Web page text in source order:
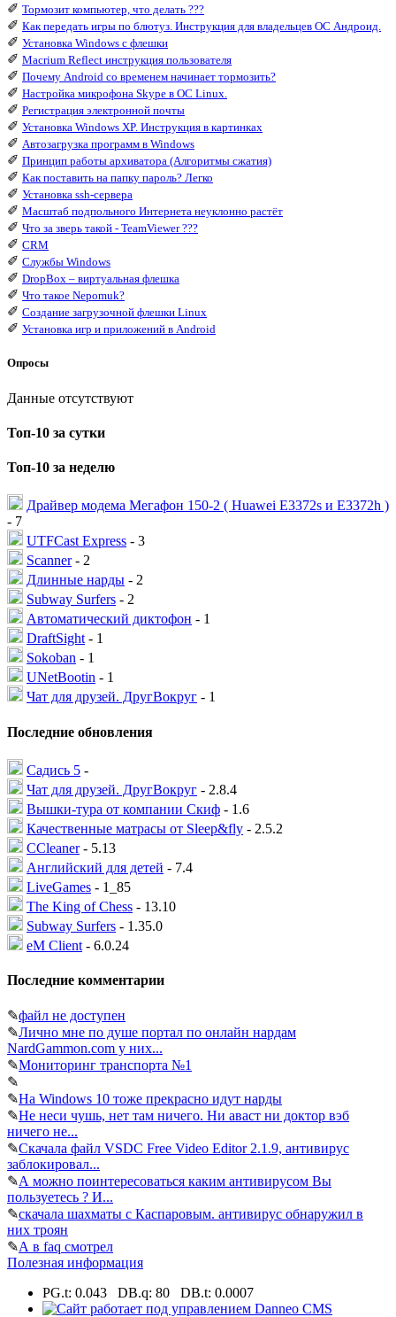
✐ Тормозит компьютер, что делать ???
✐ Как передать игры по блютуз. Инструкция для владельцев ОС Андроид.
✐ Установка Windows с флешки
✐ Macrium Reflect инструкция пользователя
✐ Почему Android со временем начинает тормозить?
✐ Настройка микрофона Skype в ОС Linux.
✐ Регистрация электронной почты
✐ Установка Windows XP. Инструкция в картинках
✐ Автозагрузка программ в Windows
✐ Принцип работы архиватора (Алгоритмы сжатия)
✐ Как поставить на папку пароль? Легко
✐ Установка ssh-сервера
✐ Масштаб подпольного Интернета неуклонно растёт
✐ Что за зверь такой - TeamViewer ???
✐ CRM
✐ Службы Windows
✐ DropBox – виртуальная флешка
✐ Что такое Nepomuk?
✐ Создание загрузочной флешки Linux
✐ Установка игр и приложений в Android
Опросы
Данные отсутствуют
Топ-10 за сутки
Топ-10 за неделю
Драйвер модема Мегафон 150-2 ( Huawei E3372s и E3372h )
- 7
UTFCast Express - 3
Scanner- 2
Длинные нарды - 2
Subway Surfers - 2
Автоматический диктофон - 1
DraftSight - 1
Sokoban - 1
UNetBootin - 1
Чат для друзей. ДругВокруг - 1
Последние обновления
Садись 5 -
Чат для друзей. ДругВокруг - 2.8.4
Вышки-тура от компании Скиф - 1.6
Качественные матрасы от Sleep&fly - 2.5.2
CCleaner- 5.13
Английский для детей - 7.4
LiveGames - 1_85
The King of Chess - 13.10
Subway Surfers - 1.35.0
eM Client - 6.0.24
Последние комментарии
✎файл не доступен
✎Лично мне по душе портал по онлайн нардам
NardGammon.com у них...
✎Мониторинг транспорта №1
✎
✎На Windows 10 тоже прекрасно идут нарды
✎Не неси чушь, нет там ничего. Ни аваст ни доктор вэб
ничего не...
✎Скачала файл VSDC Free Video Editor 2.1.9, антивирус
заблокировал...
✎А можно поинтересоваться каким антивирусом Вы
пользуетесь ? И...
✎скачала шахматы с Каспаровым. антивирус обнаружил в
них троян
✎А в faq смотрел
Полезная информация
PG.t: 0.043 DB.q: 80 DB.t: 0.0007